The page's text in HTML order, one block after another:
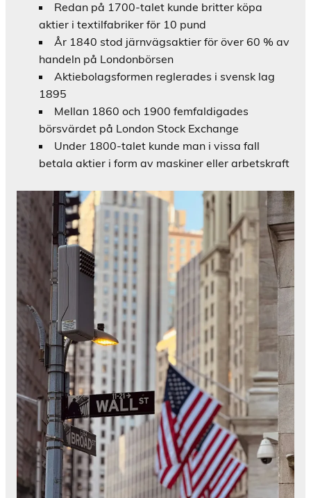
Redan på 1700-talet kunde britter köpa
aktier i textilfabriker för 10 pund
År 1840 stod järnvägsaktier för över 60 % av
handeln på Londonbörsen
Aktiebolagsformen reglerades i svensk lag
1895
Mellan 1860 och 1900 femfaldigades
börsvärdet på London Stock Exchange
Under 1800-talet kunde man i vissa fall
betala aktier i form av maskiner eller arbetskraft